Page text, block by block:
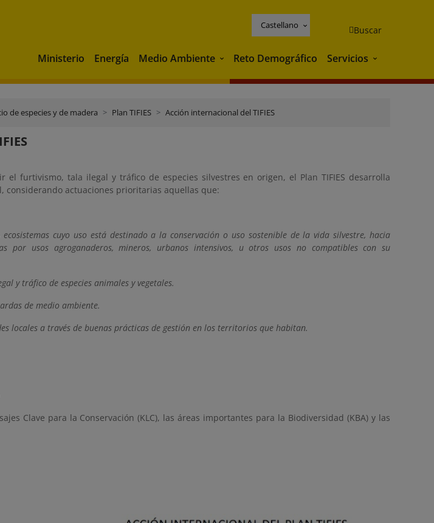
Castellano Buscar
Ministerio Energía Medio Ambiente Medio Ambiente
Reto Demográfico Servicios Servicios
de especies y de madera Plan TIFIES Acción internacional del TIFIES
furtivismo, tala ilegal y tráfico de especies silvestres en origen, el Plan TIFIES desarrolla
considerando actuaciones prioritarias aquellas que:
cuyo uso está destinado a la conservación o uso sostenible de la vida silvestre, hacia
por usos agroganaderos, mineros, urbanos intensivos, u otros usos no compatibles con su
y tráfico de especies animales y vegetales.
de medio ambiente.
locales a través de buenas prácticas de gestión en los territorios que habitan.
Clave para la Conservación (KLC), las áreas importantes para la Biodiversidad (KBA) y las